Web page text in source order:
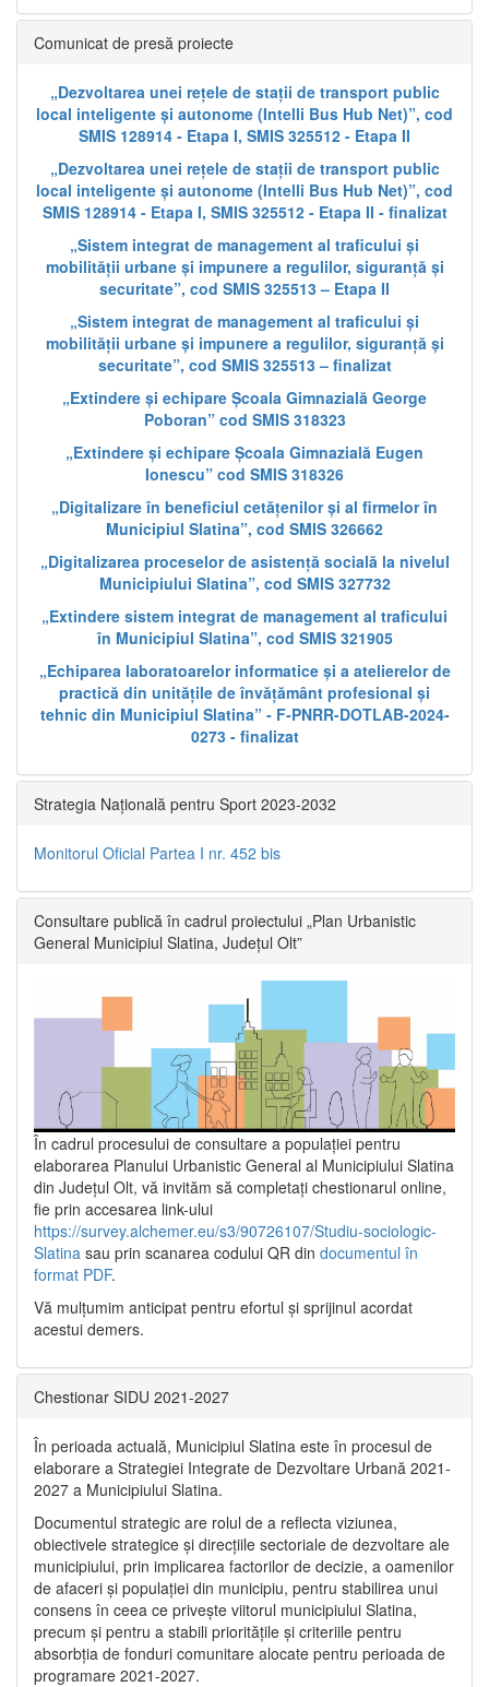
Comunicat de presă proiecte
„Dezvoltarea unei rețele de stații de transport public
local inteligente și autonome (Intelli Bus Hub Net)”, cod
SMIS 128914 - Etapa I, SMIS 325512 - Etapa II
„Dezvoltarea unei rețele de stații de transport public
local inteligente și autonome (Intelli Bus Hub Net)”, cod
SMIS 128914 - Etapa I, SMIS 325512 - Etapa II - finalizat
„Sistem integrat de management al traficului și
mobilității urbane și impunere a regulilor, siguranță și
securitate”, cod SMIS 325513 – Etapa II
„Sistem integrat de management al traficului și
mobilității urbane și impunere a regulilor, siguranță și
securitate”, cod SMIS 325513 – finalizat
„Extindere și echipare Școala Gimnazială George
Poboran” cod SMIS 318323
„Extindere și echipare Școala Gimnazială Eugen
Ionescu” cod SMIS 318326
„Digitalizare în beneficiul cetățenilor și al firmelor în
Municipiul Slatina”, cod SMIS 326662
„Digitalizarea proceselor de asistență socială la nivelul
Municipiului Slatina”, cod SMIS 327732
„Extindere sistem integrat de management al traficului
în Municipiul Slatina”, cod SMIS 321905
„Echiparea laboratoarelor informatice și a atelierelor de
practică din unitățile de învățământ profesional și
tehnic din Municipiul Slatina” - F-PNRR-DOTLAB-2024-
0273 - finalizat
Strategia Națională pentru Sport 2023-2032
Monitorul Oficial Partea I nr. 452 bis
Consultare publică în cadrul proiectului „Plan Urbanistic
General Municipiul Slatina, Județul Olt”
În cadrul procesului de consultare a populaţiei pentru
elaborarea Planului Urbanistic General al Municipiului Slatina
din Județul Olt, vă invităm să completați chestionarul online,
fie prin accesarea link-ului
https://survey.alchemer.eu/s3/90726107/Studiu-sociologic-
Slatina sau prin scanarea codului QR din documentul în
format PDF.
Vă mulţumim anticipat pentru efortul şi sprijinul acordat
acestui demers.
Chestionar SIDU 2021-2027
În perioada actuală, Municipiul Slatina este în procesul de
elaborare a Strategiei Integrate de Dezvoltare Urbană 2021‐
2027 a Municipiului Slatina.
Documentul strategic are rolul de a reflecta viziunea,
obiectivele strategice și direcțiile sectoriale de dezvoltare ale
municipiului, prin implicarea factorilor de decizie, a oamenilor
de afaceri și populației din municipiu, pentru stabilirea unui
consens în ceea ce privește viitorul municipiului Slatina,
precum și pentru a stabili prioritățile și criteriile pentru
absorbția de fonduri comunitare alocate pentru perioada de
programare 2021-2027.